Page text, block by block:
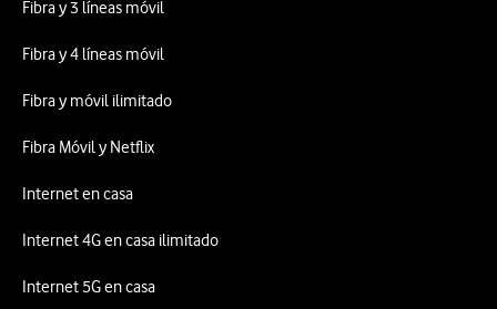
Fibra y 3 líneas móvil
Fibra y 4 líneas móvil
Fibra y móvil ilimitado
Fibra Móvil y Netflix
Internet en casa
Internet 4G en casa ilimitado
Internet 5G en casa